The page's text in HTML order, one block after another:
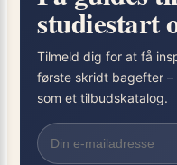
studiestart
Tilmeld dig for at få
første skridt bagefter
som et tilbudskatalog.